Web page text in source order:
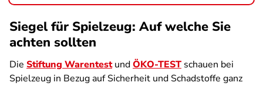
Siegel für Spielzeug: Auf welche Sie
achten sollten
Die Stiftung WarentestundÖKO-TEST schauen bei
Spielzeug in Bezug auf Sicherheit und Schadstoffe ganz